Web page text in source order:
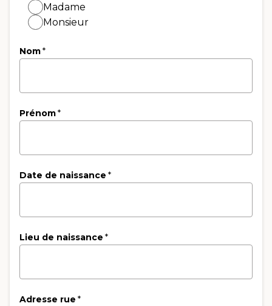
Madame
Monsieur
Nom*
Prénom*
Date de naissance *
Lieu de naissance *
Adresse rue *